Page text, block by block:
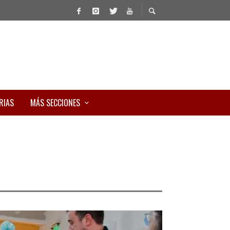
MÁS SECCIONES